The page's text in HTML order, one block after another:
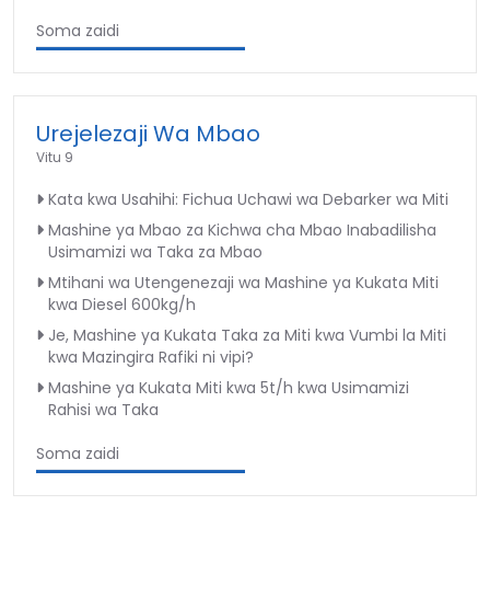
Soma zaidi
Urejelezaji Wa Mbao
Vitu 9
Kata kwa Usahihi: Fichua Uchawi wa Debarker wa Miti
Mashine ya Mbao za Kichwa cha Mbao Inabadilisha
Usimamizi wa Taka za Mbao
Mtihani wa Utengenezaji wa Mashine ya Kukata Miti
kwa Diesel 600kg/h
Je, Mashine ya Kukata Taka za Miti kwa Vumbi la Miti
kwa Mazingira Rafiki ni vipi?
Mashine ya Kukata Miti kwa 5t/h kwa Usimamizi
Rahisi wa Taka
Soma zaidi